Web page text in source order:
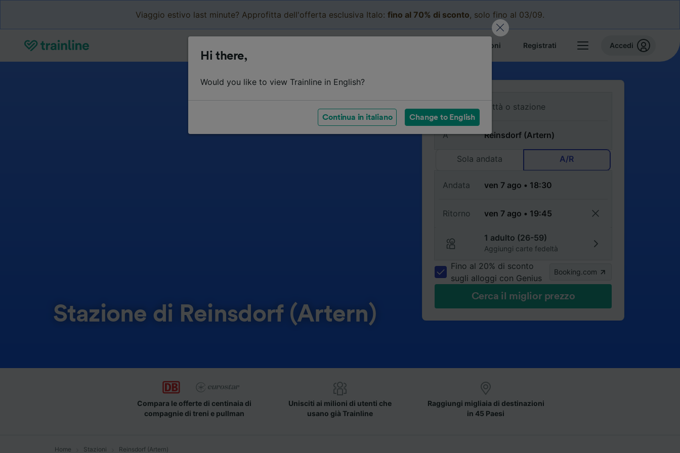
Viaggio estivo last minute? Approfitta dell'offerta esclusiva Italo: fino al 70% di sconto, solo fino al 03/09.
Le mie prenotazioni Registrati Accedi
Stazione di Reinsdorf (Artern)
Da
A
Sola andata A/R
Andata
Ritorno
1 adulto (26-59)
Aggiungi carte fedeltà
Fino al 20% di sconto
sugli alloggi con Genius
Booking.com
Cerca il miglior prezzo
Compara le offerte di centinaia di
compagnie di treni e pullman
Unisciti ai milioni di utenti che
usano già Trainline
Raggiungi migliaia di destinazioni
in 45 Paesi
Home Stazioni Reinsdorf (Artern)
Hi there,
Would you like to view Trainline in English?
Continua in italiano Change to English